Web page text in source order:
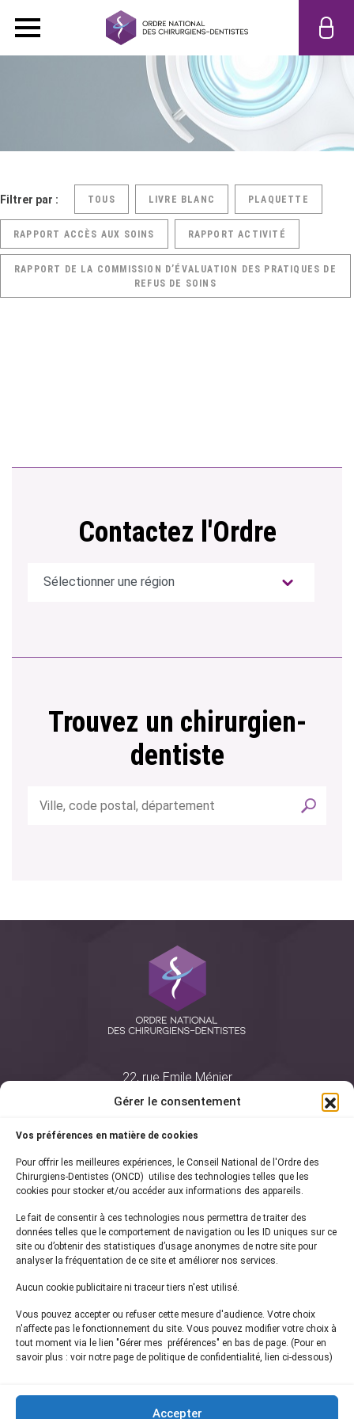
Gérer le consentement
Vos préférences en matière de cookies
Pour offrir les meilleures expériences, le Conseil National de l'Ordre des
Chirurgiens-Dentistes (ONCD) utilise des technologies telles que les
cookies pour stocker et/ou accéder aux informations des appareils.
Le fait de consentir à ces technologies nous permettra de traiter des
données telles que le comportement de navigation ou les ID uniques sur ce
site ou d’obtenir des statistiques d’usage anonymes de notre site pour
analyser la fréquentation de ce site et améliorer nos services.
Aucun cookie publicitaire ni traceur tiers n'est utilisé.
Vous pouvez accepter ou refuser cette mesure d'audience. Votre choix
n'affecte pas le fonctionnement du site. Vous pouvez modifier votre choix à
tout moment via le lien "Gérer mes préférences" en bas de page. (Pour en
savoir plus : voir notre page de politique de confidentialité, lien ci-dessous)
Accepter
Filtrer par : TOUS LIVRE BLANC PLAQUETTE
RAPPORT ACCÈS AUX SOINS RAPPORT ACTIVITÉ
RAPPORT DE LA COMMISSION D’ÉVALUATION DES PRATIQUES DE
REFUS DE SOINS
Contactez l'Ordre
Trouvez un chirurgien-
dentiste
22, rue Emile Ménier
75761 Paris Cedex 16
01 44 34 78 80
courrier@oncd.org
Actualités
Presse
Informations légales
Plan du site
Inscrivez-vous à notrenewsletter